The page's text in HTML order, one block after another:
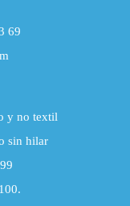
69
y no textil
sin hilar